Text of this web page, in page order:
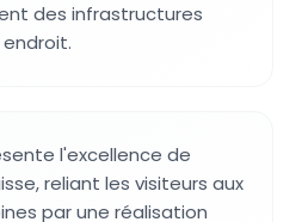
des infrastructures
l'excellence de
reliant les visiteurs aux
par une réalisation